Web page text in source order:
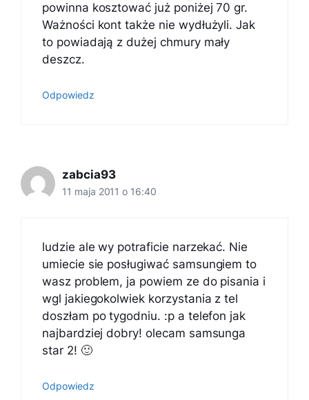
powinna kosztować już poniżej 70 gr.
Ważności kont także nie wydłużyli. Jak
to powiadają z dużej chmury mały
deszcz.
Odpowiedz
zabcia93
11 maja 2011 o 16:40
ludzie ale wy potraficie narzekać. Nie
umiecie sie posługiwać samsungiem to
wasz problem, ja powiem ze do pisania i
wgl jakiegokolwiek korzystania z tel
doszłam po tygodniu. :p a telefon jak
najbardziej dobry! olecam samsunga
star 2! 🙂
Odpowiedz